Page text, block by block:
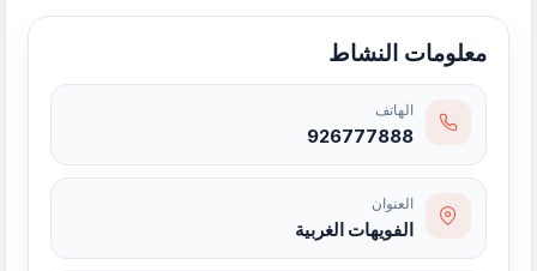
معلومات النشاط
الهاتف
926777888
العنوان
الفويهات الغربية